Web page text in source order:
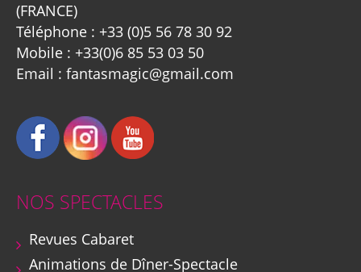
(FRANCE)
Téléphone : +33 (0)5 56 78 30 92
Mobile : +33(0)6 85 53 03 50
Email : fantasmagic@gmail.com
NOS SPECTACLES
Revues Cabaret
Animations de Dîner-Spectacle